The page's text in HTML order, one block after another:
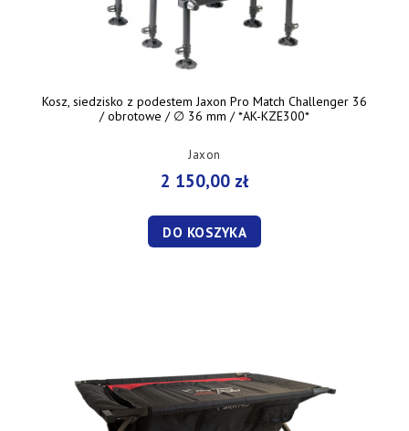
Kosz, siedzisko z podestem Jaxon Pro Match Challenger 36
/ obrotowe / ∅ 36 mm / *AK-KZE300*
Jaxon
2 150,00 zł
DO KOSZYKA